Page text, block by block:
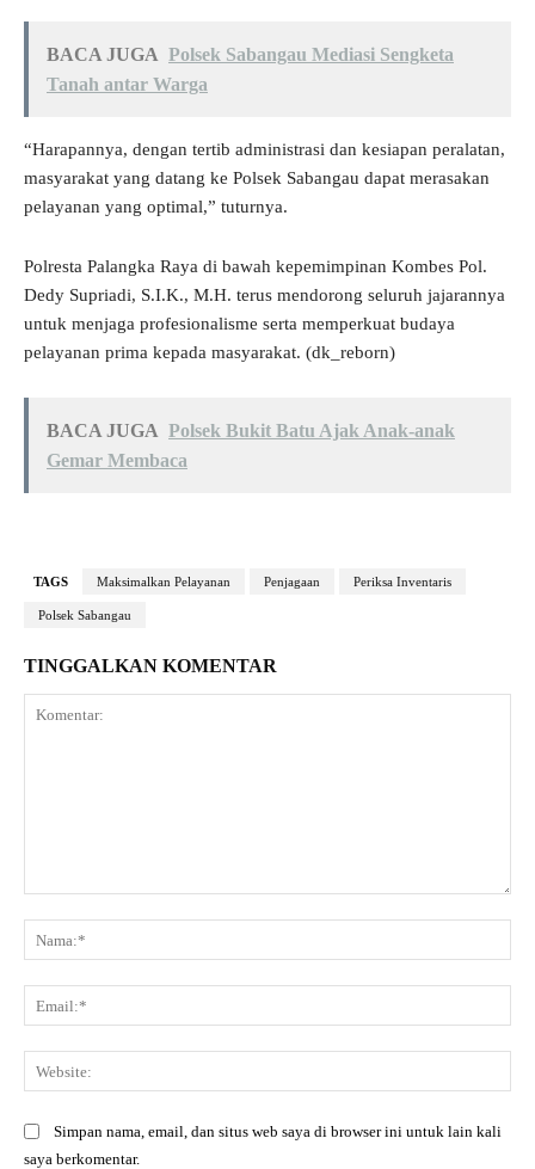
BACA JUGA Polsek Sabangau Mediasi Sengketa
Tanah antar Warga
“Harapannya, dengan tertib administrasi dan kesiapan peralatan,
masyarakat yang datang ke Polsek Sabangau dapat merasakan
pelayanan yang optimal,” tuturnya.
Polresta Palangka Raya di bawah kepemimpinan Kombes Pol.
Dedy Supriadi, S.I.K., M.H. terus mendorong seluruh jajarannya
untuk menjaga profesionalisme serta memperkuat budaya
pelayanan prima kepada masyarakat. (dk_reborn)
BACA JUGA Polsek Bukit Batu Ajak Anak-anak
Gemar Membaca
TAGS Maksimalkan Pelayanan Penjagaan Periksa Inventaris
Polsek Sabangau
TINGGALKAN KOMENTAR
Simpan nama, email, dan situs web saya di browser ini untuk lain kali
saya berkomentar.